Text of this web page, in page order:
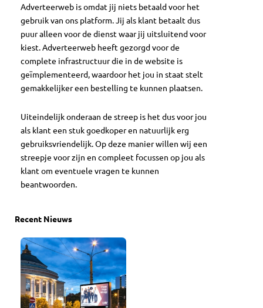
Adverteerweb is omdat jij niets betaald voor het
gebruik van ons platform. Jij als klant betaalt dus
puur alleen voor de dienst waar jij uitsluitend voor
kiest. Adverteerweb heeft gezorgd voor de
complete infrastructuur die in de website is
geïmplementeerd, waardoor het jou in staat stelt
gemakkelijker een bestelling te kunnen plaatsen.
Uiteindelijk onderaan de streep is het dus voor jou
als klant een stuk goedkoper en natuurlijk erg
gebruiksvriendelijk. Op deze manier willen wij een
streepje voor zijn en compleet focussen op jou als
klant om eventuele vragen te kunnen
beantwoorden.
Recent Nieuws